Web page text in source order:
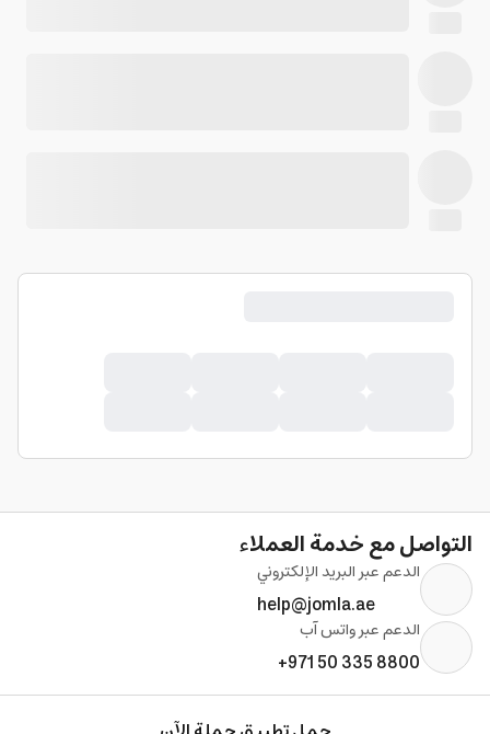
التواصل مع خدمة العملاء
الدعم عبر البريد الإلكتروني
help@jomla.ae
الدعم عبر واتس آب
+971 50 335 8800